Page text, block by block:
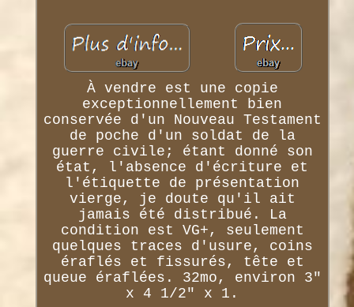
À vendre est une copie
exceptionnellement bien
conservée d'un Nouveau Testament
de poche d'un soldat de la
guerre civile; étant donné son
état, l'absence d'écriture et
l'étiquette de présentation
vierge, je doute qu'il ait
jamais été distribué. La
condition est VG+, seulement
quelques traces d'usure, coins
éraflés et fissurés, tête et
queue éraflées. 32mo, environ 3"
x 4 1/2" x 1.